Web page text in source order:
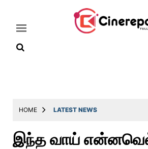
Latest
Throwback
HOME LATEST NEWS
இந்த வாய்